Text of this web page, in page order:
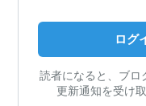
ログ
読者になると、ブロ
更新通知を受け